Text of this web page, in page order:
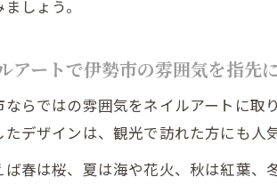
しょう。
アートで伊勢市の雰囲気を指先
ならではの雰囲気をネイルアートに取
たデザインは、観光で訪れた方にも人
ば春は桜、夏は海や花火、秋は紅葉